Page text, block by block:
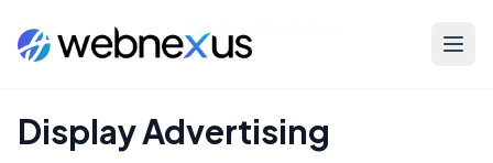
Home Kennisbank Display Advertising
Display Advertising